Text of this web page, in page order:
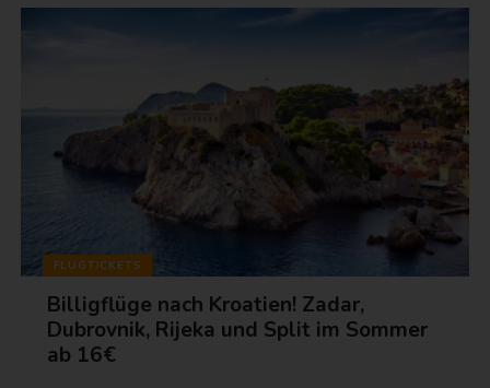
FLUGTICKETS
Billigflüge nach Kroatien! Zadar,
Dubrovnik, Rijeka und Split im Sommer
ab 16€